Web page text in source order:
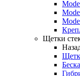
Щетки